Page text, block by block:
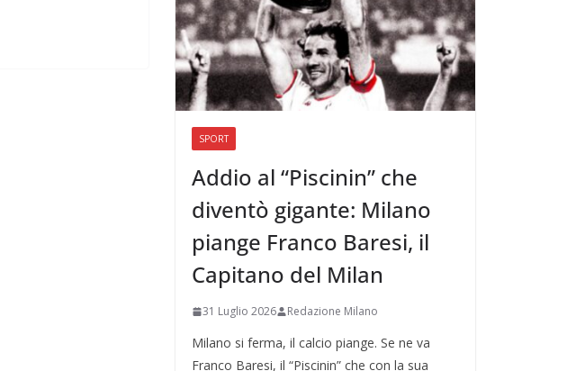
SPORT
Addio al “Piscinin” che
diventò gigante: Milano
piange Franco Baresi, il
Capitano del Milan
31 Luglio 2026 Redazione Milano
Milano si ferma, il calcio piange. Se ne va
Franco Baresi, il “Piscinin” che con la sua